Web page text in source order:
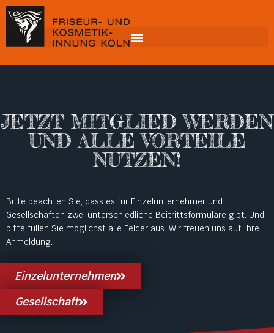
JETZT MITGLIED WERDEN
UND ALLE VORTEILE
NUTZEN!
Bitte beachten Sie, dass es für Einzelunternehmer und
Gesellschaften zwei unterschiedliche Beitrittsformulare gibt. Und
bitte füllen Sie möglichst alle Felder aus. Wir freuen uns auf Ihre
Anmeldung.
Einzelunternehmen
Gesellschaft